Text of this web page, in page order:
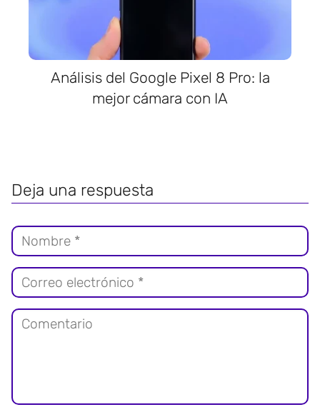
Análisis del Google Pixel 8 Pro: la
mejor cámara con IA
Deja una respuesta